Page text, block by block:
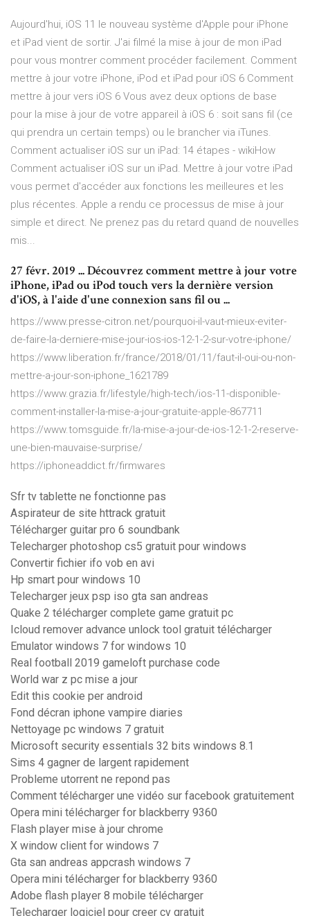
Aujourd'hui, iOS 11 le nouveau système d'Apple pour iPhone
et iPad vient de sortir. J'ai filmé la mise à jour de mon iPad
pour vous montrer comment procéder facilement. Comment
mettre à jour votre iPhone, iPod et iPad pour iOS 6 Comment
mettre à jour vers iOS 6 Vous avez deux options de base
pour la mise à jour de votre appareil à iOS 6 : soit sans fil (ce
qui prendra un certain temps) ou le brancher via iTunes.
Comment actualiser iOS sur un iPad: 14 étapes - wikiHow
Comment actualiser iOS sur un iPad. Mettre à jour votre iPad
vous permet d'accéder aux fonctions les meilleures et les
plus récentes. Apple a rendu ce processus de mise à jour
simple et direct. Ne prenez pas du retard quand de nouvelles
mis...
27 févr. 2019 ... Découvrez comment mettre à jour votre
iPhone, iPad ou iPod touch vers la dernière version
d'iOS, à l'aide d'une connexion sans fil ou ...
https://www.presse-citron.net/pourquoi-il-vaut-mieux-eviter-
de-faire-la-derniere-mise-jour-ios-ios-12-1-2-sur-votre-iphone/
https://www.liberation.fr/france/2018/01/11/faut-il-oui-ou-non-
mettre-a-jour-son-iphone_1621789
https://www.grazia.fr/lifestyle/high-tech/ios-11-disponible-
comment-installer-la-mise-a-jour-gratuite-apple-867711
https://www.tomsguide.fr/la-mise-a-jour-de-ios-12-1-2-reserve-
une-bien-mauvaise-surprise/
https://iphoneaddict.fr/firmwares
Sfr tv tablette ne fonctionne pas
Aspirateur de site httrack gratuit
Télécharger guitar pro 6 soundbank
Telecharger photoshop cs5 gratuit pour windows
Convertir fichier ifo vob en avi
Hp smart pour windows 10
Telecharger jeux psp iso gta san andreas
Quake 2 télécharger complete game gratuit pc
Icloud remover advance unlock tool gratuit télécharger
Emulator windows 7 for windows 10
Real football 2019 gameloft purchase code
World war z pc mise a jour
Edit this cookie per android
Fond décran iphone vampire diaries
Nettoyage pc windows 7 gratuit
Microsoft security essentials 32 bits windows 8.1
Sims 4 gagner de largent rapidement
Probleme utorrent ne repond pas
Comment télécharger une vidéo sur facebook gratuitement
Opera mini télécharger for blackberry 9360
Flash player mise à jour chrome
X window client for windows 7
Gta san andreas appcrash windows 7
Opera mini télécharger for blackberry 9360
Adobe flash player 8 mobile télécharger
Telecharger logiciel pour creer cv gratuit